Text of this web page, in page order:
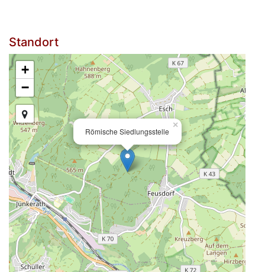
Standort
Römische Siedlungsstelle
×
+
−